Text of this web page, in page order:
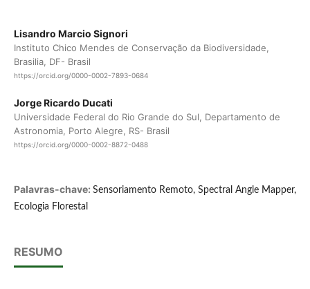
Lisandro Marcio Signori
Instituto Chico Mendes de Conservação da Biodiversidade,
Brasilia, DF- Brasil
https://orcid.org/0000-0002-7893-0684
Jorge Ricardo Ducati
Universidade Federal do Rio Grande do Sul, Departamento de
Astronomia, Porto Alegre, RS- Brasil
https://orcid.org/0000-0002-8872-0488
Palavras-chave: Sensoriamento Remoto, Spectral Angle Mapper,
Ecologia Florestal
RESUMO